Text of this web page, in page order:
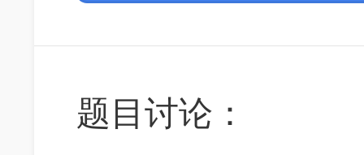
题目讨论：